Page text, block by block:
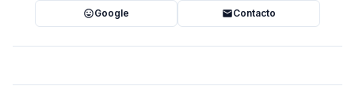
Google Contacto